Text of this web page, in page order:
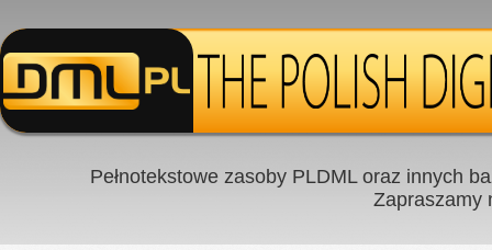
Pełnotekstowe zasoby PLDML oraz innych
Zapraszamy